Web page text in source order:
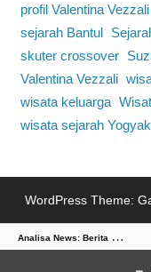
profil Valentina Vezzali
sejarah Bantul
skuter crossover
Valentina Vezzali
wisata keluarga
wisata sejarah
WordPress Theme:
A
nalisa News: Berita Dalam Sudut Pandang Tajam